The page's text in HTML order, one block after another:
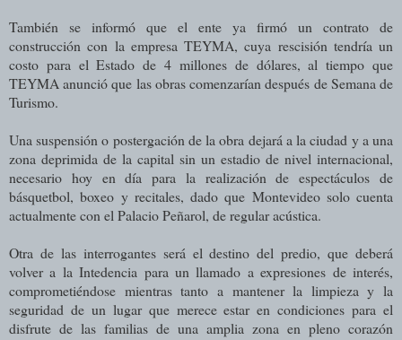
También se informó que el ente ya firmó un contrato de
construcción con la empresa TEYMA, cuya rescisión tendría un
costo para el Estado de 4 millones de dólares, al tiempo que
TEYMA anunció que las obras comenzarían después de Semana de
Turismo.
Una suspensión o postergación de la obra dejará a la ciudad y a una
zona deprimida de la capital sin un estadio de nivel internacional,
necesario hoy en día para la realización de espectáculos de
básquetbol, boxeo y recitales, dado que Montevideo solo cuenta
actualmente con el Palacio Peñarol, de regular acústica.
Otra de las interrogantes será el destino del predio, que deberá
volver a la Intedencia para un llamado a expresiones de interés,
comprometiéndose mientras tanto a mantener la limpieza y la
seguridad de un lugar que merece estar en condiciones para el
disfrute de las familias de una amplia zona en pleno corazón